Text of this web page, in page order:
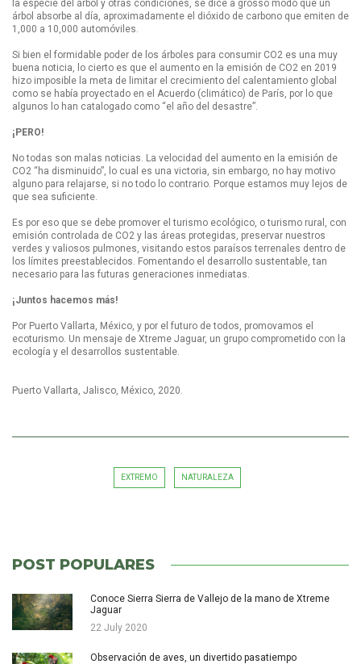
la especie del árbol y otras condiciones, se dice a grosso modo que un
árbol absorbe al día, aproximadamente el dióxido de carbono que emiten de
1,000 a 10,000 automóviles.
Si bien el formidable poder de los árboles para consumir CO2 es una muy
buena noticia, lo cierto es que el aumento en la emisión de CO2 en 2019
hizo imposible la meta de limitar el crecimiento del calentamiento global
como se había proyectado en el Acuerdo (climático) de París, por lo que
algunos lo han catalogado como “el año del desastre”.
¡PERO!
No todas son malas noticias. La velocidad del aumento en la emisión de
CO2 “ha disminuido”, lo cual es una victoria, sin embargo, no hay motivo
alguno para relajarse, si no todo lo contrario. Porque estamos muy lejos de
que sea suficiente.
Es por eso que se debe promover el turismo ecológico, o turismo rural, con
emisión controlada de CO2 y las áreas protegidas, preservar nuestros
verdes y valiosos pulmones, visitando estos paraísos terrenales dentro de
los límites preestablecidos. Fomentando el desarrollo sustentable, tan
necesario para las futuras generaciones inmediatas.
¡Juntos hacemos más!
Por Puerto Vallarta, México, y por el futuro de todos, promovamos el
ecoturismo. Un mensaje de Xtreme Jaguar, un grupo comprometido con la
ecología y el desarrollos sustentable.
Puerto Vallarta, Jalisco, México, 2020.
EXTREMO NATURALEZA
POST POPULARES
Conoce Sierra Sierra de Vallejo de la mano de Xtreme
Jaguar
22 July 2020
Observación de aves, un divertido pasatiempo